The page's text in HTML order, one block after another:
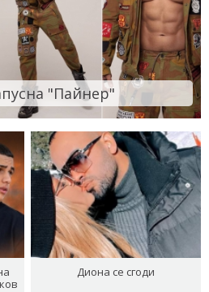
"Пайнер"
Диона се сгоди